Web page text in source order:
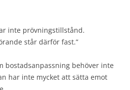
inte prövningstillstånd.
står därför fast.”
bostadsanpassning behöver inte
har inte mycket att sätta emot